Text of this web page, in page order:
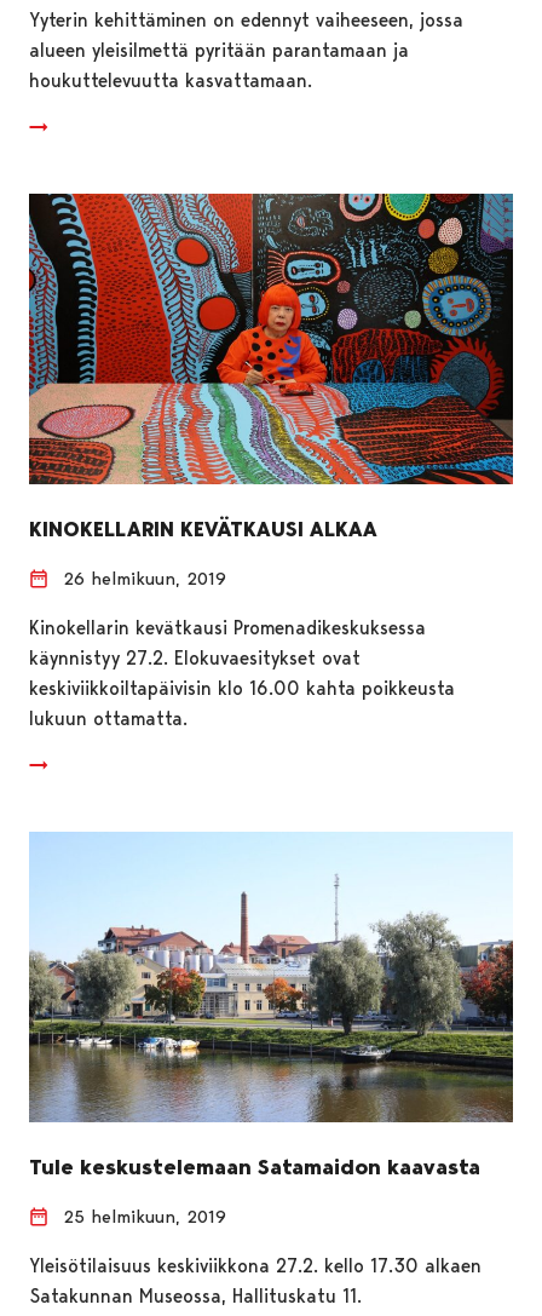
Yyterin kehittäminen on edennyt vaiheeseen, jossa
alueen yleisilmettä pyritään parantamaan ja
houkuttelevuutta kasvattamaan.
KINOKELLARIN KEVÄTKAUSI ALKAA
26 helmikuun, 2019
Kinokellarin kevätkausi Promenadikeskuksessa
käynnistyy 27.2. Elokuvaesitykset ovat
keskiviikkoiltapäivisin klo 16.00 kahta poikkeusta
lukuun ottamatta.
Tule keskustelemaan Satamaidon kaavasta
25 helmikuun, 2019
Yleisötilaisuus keskiviikkona 27.2. kello 17.30 alkaen
Satakunnan Museossa, Hallituskatu 11.